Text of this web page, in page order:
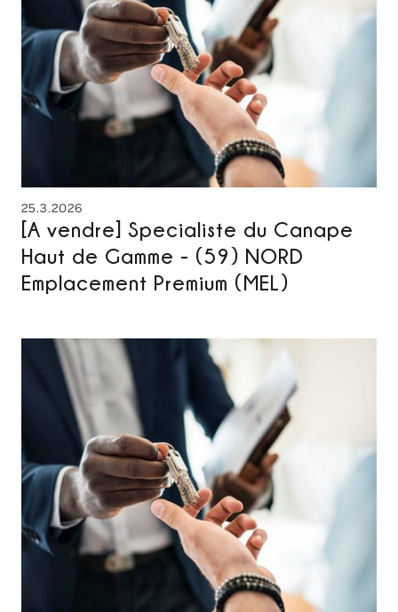
25.3.2026
[A vendre] Specialiste du Canape
Haut de Gamme - (59) NORD
Emplacement Premium (MEL)